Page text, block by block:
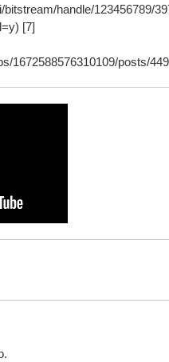
handle/123456789/
[7]
1672588576310109/posts/